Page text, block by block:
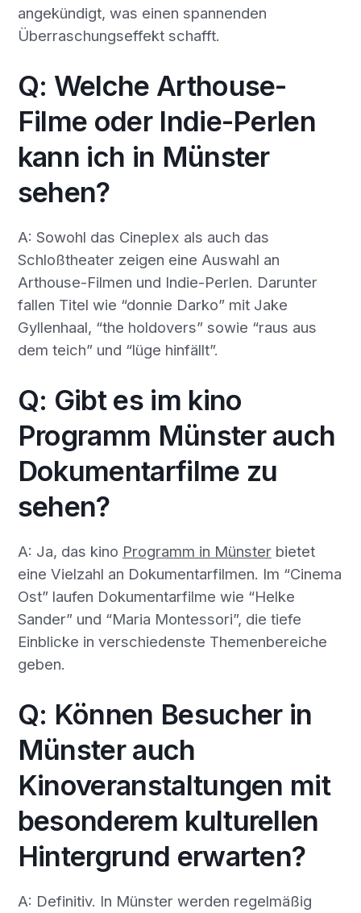
angekündigt, was einen spannenden
Überraschungseffekt schafft.
Q: Welche Arthouse-
Filme oder Indie-Perlen
kann ich in Münster
sehen?
A: Sowohl das Cineplex als auch das
Schloßtheater zeigen eine Auswahl an
Arthouse-Filmen und Indie-Perlen. Darunter
fallen Titel wie “donnie Darko” mit Jake
Gyllenhaal, “the holdovers” sowie “raus aus
dem teich” und “lüge hinfällt”.
Q: Gibt es im kino
Programm Münster auch
Dokumentarfilme zu
sehen?
A: Ja, das kino Programm in Münsterbietet
eine Vielzahl an Dokumentarfilmen. Im “Cinema
Ost” laufen Dokumentarfilme wie “Helke
Sander” und “Maria Montessori”, die tiefe
Einblicke in verschiedenste Themenbereiche
geben.
Q: Können Besucher in
Münster auch
Kinoveranstaltungen mit
besonderem kulturellen
Hintergrund erwarten?
A: Definitiv. In Münster werden regelmäßig